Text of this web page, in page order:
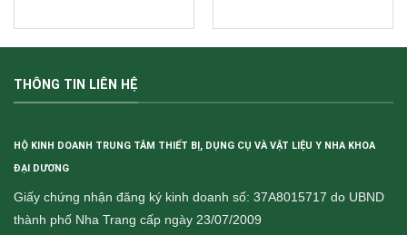
THÔNG TIN LIÊN HỆ
HỘ KINH DOANH TRUNG TÂM THIẾT BỊ, DỤNG CỤ VÀ VẬT LIỆU Y NHA KHOA
ĐẠI DƯƠNG
Giấy chứng nhận đăng ký kinh doanh số: 37A8015717 do UBND
thành phố Nha Trang cấp ngày 23/07/2009